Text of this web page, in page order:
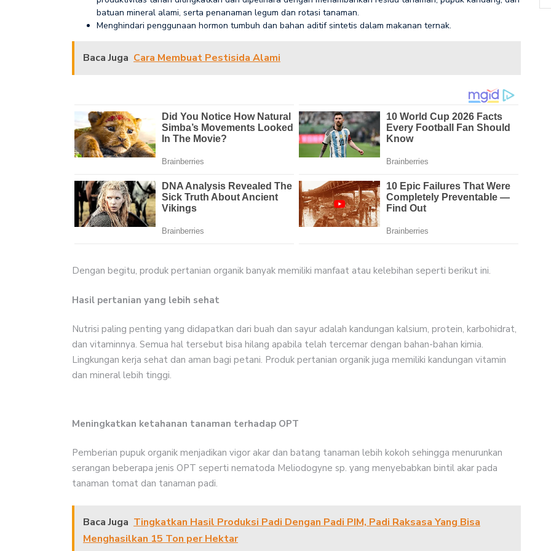
batuan mineral alami, serta penanaman legum dan rotasi tanaman.
Menghindari penggunaan hormon tumbuh dan bahan aditif sintetis dalam makanan ternak.
Baca Juga Cara Membuat Pestisida Alami
Dengan begitu, produk pertanian organik banyak memiliki manfaat atau kelebihan seperti berikut ini.
Hasil pertanian yang lebih sehat
Nutrisi paling penting yang didapatkan dari buah dan sayur adalah kandungan kalsium, protein, karbohidrat,
dan vitaminnya. Semua hal tersebut bisa hilang apabila telah tercemar dengan bahan-bahan kimia.
Lingkungan kerja sehat dan aman bagi petani. Produk pertanian organik juga memiliki kandungan vitamin
dan mineral lebih tinggi.
Meningkatkan ketahanan tanaman terhadap OPT
Pemberian pupuk organik menjadikan vigor akar dan batang tanaman lebih kokoh sehingga menurunkan
serangan beberapa jenis OPT seperti nematoda Meliodogyne sp. yang menyebabkan bintil akar pada
tanaman tomat dan tanaman padi.
Baca Juga Tingkatkan Hasil Produksi Padi Dengan Padi PIM, Padi Raksasa Yang Bisa
Menghasilkan 15 Ton per Hektar